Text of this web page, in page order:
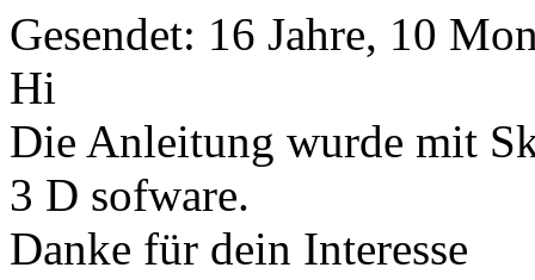
Gesendet: 16 Jahre, 10
Hi
Die Anleitung wurde mit
3 D sofware.
Danke für dein Interesse